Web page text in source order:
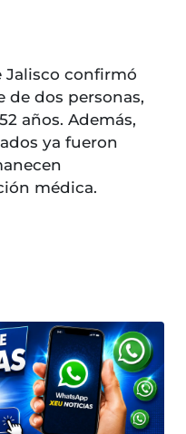
Jalisco confirmó
dos personas,
años. Además,
ya fueron
médica.